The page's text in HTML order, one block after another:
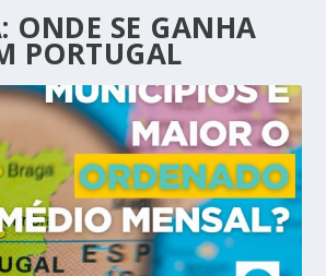
ONDE SE GANHA
PORTUGAL